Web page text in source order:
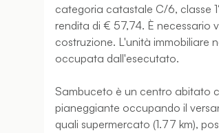
categoria catastale C/6, classe
rendita di € 57,74. È necessario
costruzione. L'unità immobiliare
occupata dall'esecutato.
Sambuceto è un centro abitato
pianeggiante occupando il
quali supermercato (1.77 km),